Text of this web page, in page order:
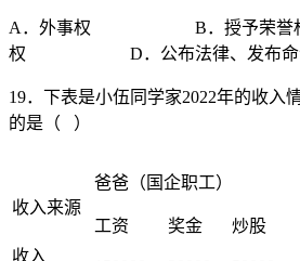
A．外事权 B．授予荣
权 D．公布法律、发布命
19．下表是小伍同学家2022年的收入
的是（ ）
收入来源
爸爸（国企职工）
工资
奖金 炒股
收入